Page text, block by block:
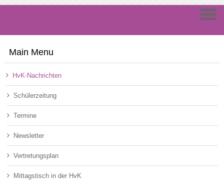
Main Menu
HvK-Nachrichten
Schülerzeitung
Termine
Newsletter
Vertretungsplan
Mittagstisch in der HvK